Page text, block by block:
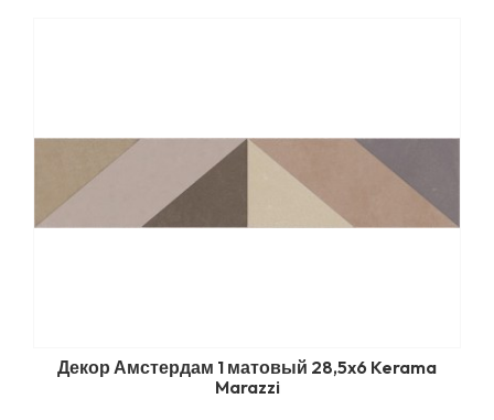
Декор Амстердам 1 матовый 28,5x6 Kerama
Marazzi